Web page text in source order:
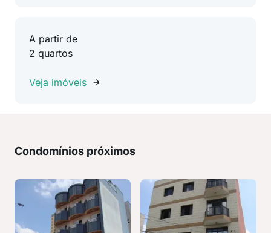
A partir de
2 quartos
Veja imóveis
Condomínios próximos